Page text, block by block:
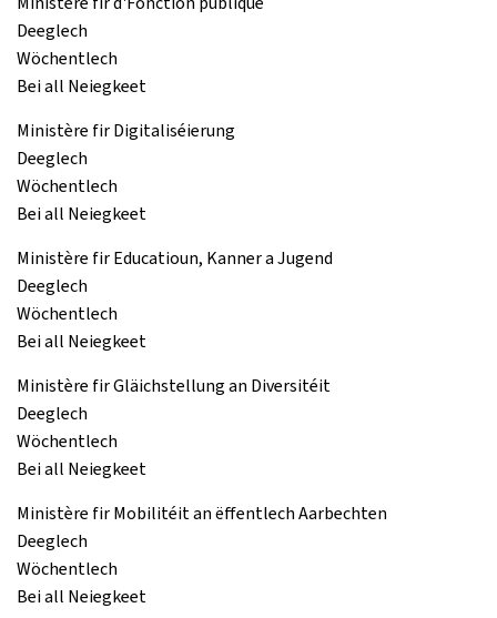
Deeglech
Wöchentlech
Bei all Neiegkeet
Ministère fir Digitaliséierung
Deeglech
Wöchentlech
Bei all Neiegkeet
Ministère fir Educatioun, Kanner a Jugend
Deeglech
Wöchentlech
Bei all Neiegkeet
Ministère fir Gläichstellung an Diversitéit
Deeglech
Wöchentlech
Bei all Neiegkeet
Ministère fir Mobilitéit an ëffentlech Aarbechten
Deeglech
Wöchentlech
Bei all Neiegkeet